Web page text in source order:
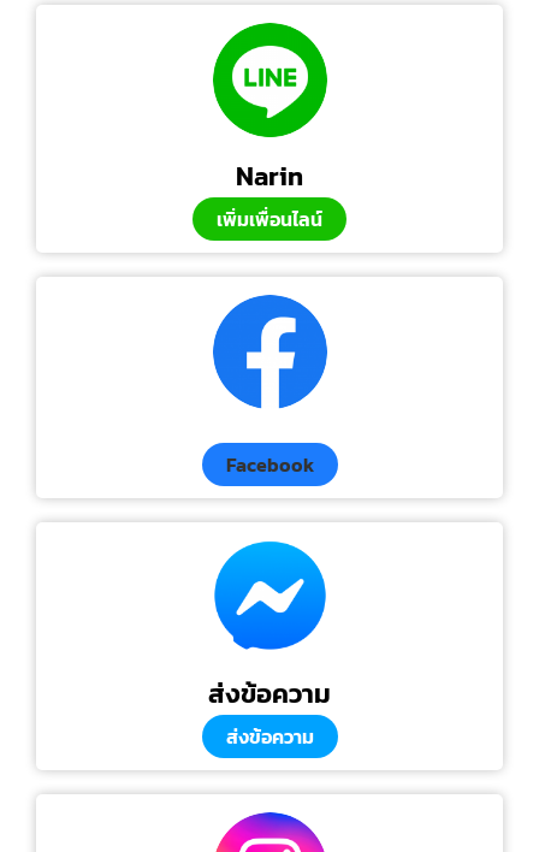
Narin
เพิ่มเพื่อนไลน์
Facebook
ส่งข้อความ
ส่งข้อความ